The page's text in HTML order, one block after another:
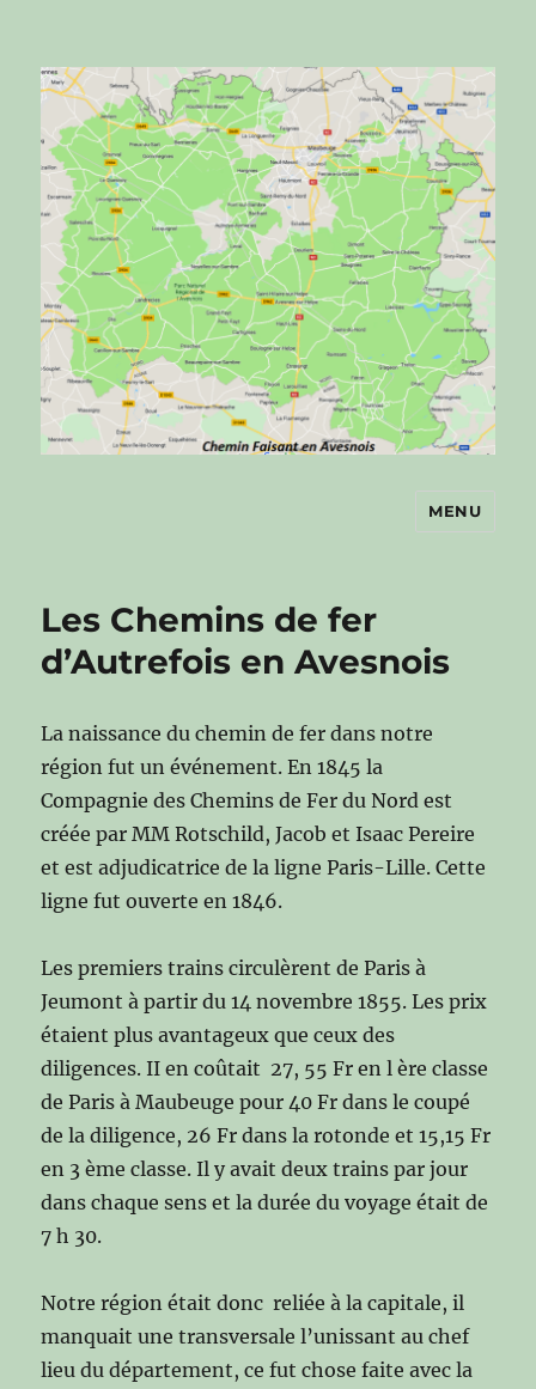
Chemin faisant en Avesnois
MENU
Les Chemins de fer
d’Autrefois en Avesnois
La naissance du chemin de fer dans notre
région fut un événement. En 1845 la
Compagnie des Chemins de Fer du Nord est
créée par MM Rotschild, Jacob et Isaac Pereire
et est adjudicatrice de la ligne Paris-Lille. Cette
ligne fut ouverte en 1846.
Les premiers trains circulèrent de Paris à
Jeumont à partir du 14 novembre 1855. Les prix
étaient plus avantageux que ceux des
diligences. II en coûtait 27, 55 Fr en l ère classe
de Paris à Maubeuge pour 40 Fr dans le coupé
de la diligence, 26 Fr dans la rotonde et 15,15 Fr
en 3 ème classe. Il y avait deux trains par jour
dans chaque sens et la durée du voyage était de
7 h 30.
Notre région était donc reliée à la capitale, il
manquait une transversale l’unissant au chef
lieu du département, ce fut chose faite avec la